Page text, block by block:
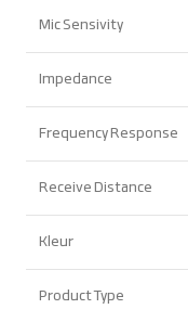
Mic Sensivity
Impedance
Frequency Response
Receive Distance
Kleur
Product Type